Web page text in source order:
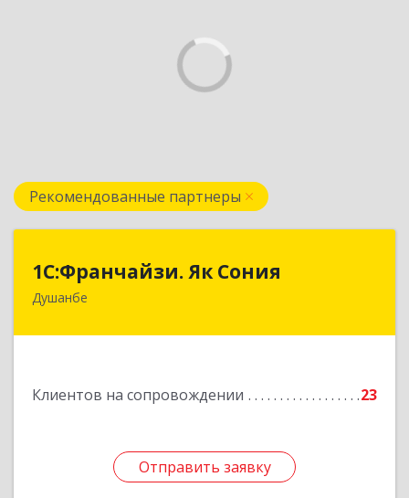
Рекомендованные партнеры
1С:Франчайзи. Як Сония
Душанбе
Клиентов на сопровождении 23
Отправить заявку
1С:Франчайзи. Як Сония
Республика Таджикистан, 734013, г. Душанбе,
Отправить заявку